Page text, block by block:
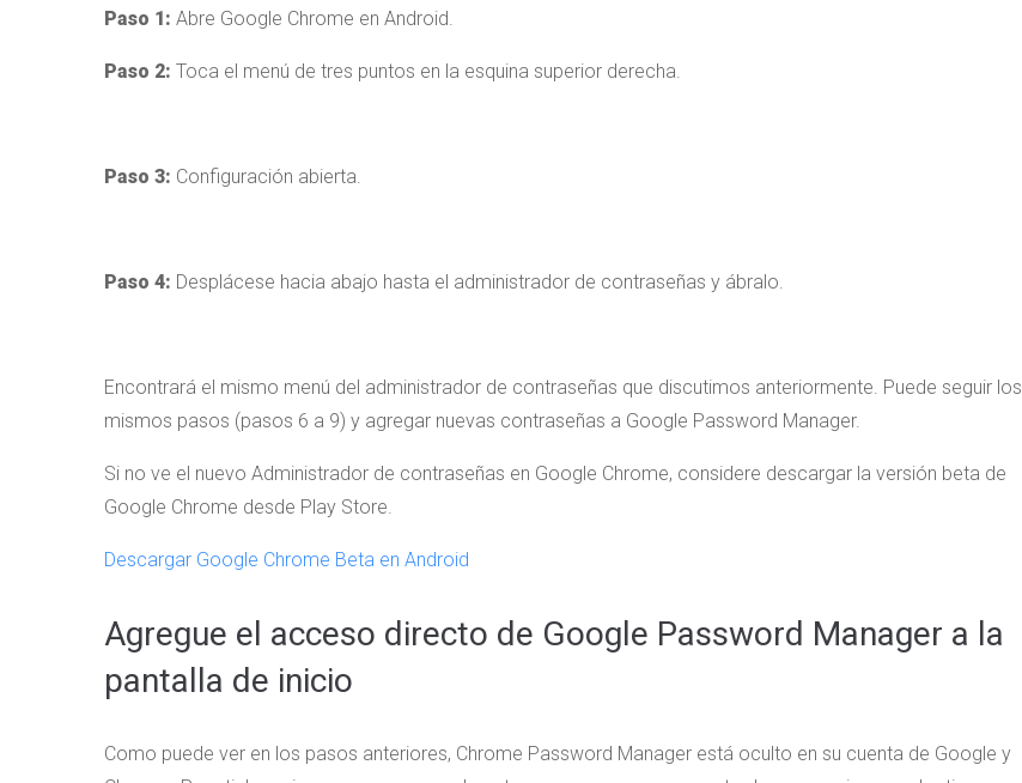
Paso 1: Abre Google Chrome en Android.
Paso 2: Toca el menú de tres puntos en la esquina superior derecha.
Paso 3: Configuración abierta.
Paso 4: Desplácese hacia abajo hasta el administrador de contraseñas y ábralo.
Encontrará el mismo menú del administrador de contraseñas que discutimos anteriormente. Puede seguir los
mismos pasos (pasos 6 a 9) y agregar nuevas contraseñas a Google Password Manager.
Si no ve el nuevo Administrador de contraseñas en Google Chrome, considere descargar la versión beta de
Google Chrome desde Play Store.
Descargar Google Chrome Beta en Android
Agregue el acceso directo de Google Password Manager a la
pantalla de inicio
Como puede ver en los pasos anteriores, Chrome Password Manager está oculto en su cuenta de Google y